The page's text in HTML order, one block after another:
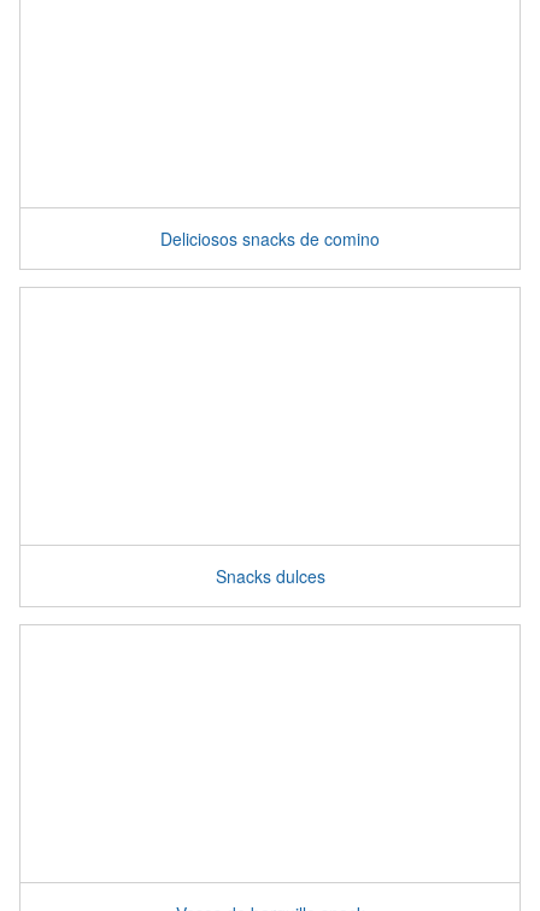
Deliciosos snacks de comino
Snacks dulces